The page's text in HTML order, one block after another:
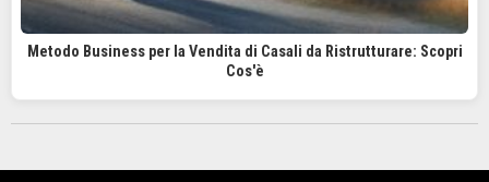
Metodo Business per la Vendita di Casali da Ristrutturare: Scopri
Cos'è